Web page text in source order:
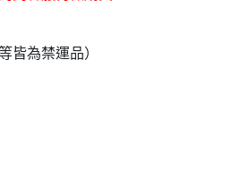
皆為禁運品）